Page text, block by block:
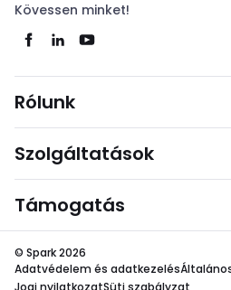
Kövessen minket!
Rólunk
Szolgáltatások
Támogatás
© Spark 2026
Adatvédelem és adatkezelés
Jogi nyilatkozatSüti szabályzat